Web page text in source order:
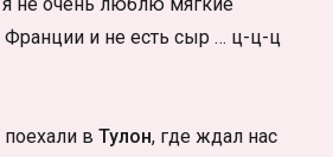
и не есть сыр … ц-ц-ц
вТулон, где ждал нас